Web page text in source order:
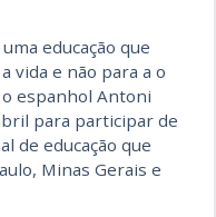
educação que
vida e não para a o
espanhol Antoni
para participar de
de educação que
Minas Gerais e